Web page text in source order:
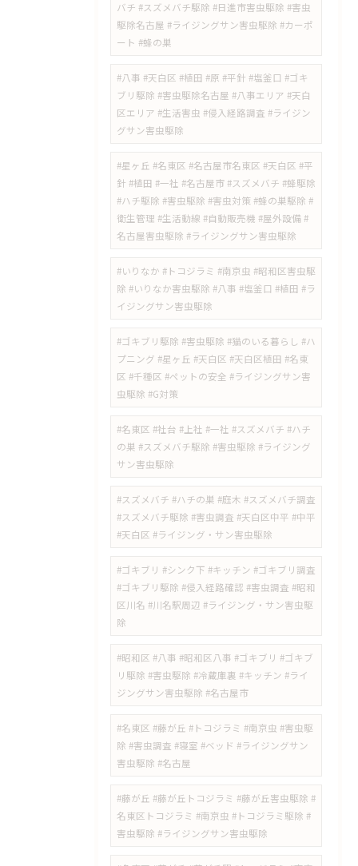
バチ #スズメバチ駆除 #日進市害虫駆除 #害虫
駆除名古屋 #ライジングサン害虫駆除 #カーポ
ート #蜂の巣
#八事 #天白区 #植田 #原 #平針 #塩釜口 #ゴキ
ブリ駆除 #害虫駆除名古屋 #八事エリア #天白
区エリア #生活害虫 #侵入経路調査 #ライジン
グサン害虫駆除
#星ヶ丘 #名東区 #名古屋市名東区 #天白区 #平
針 #植田 #一社 #名古屋市 #スズメバチ #蜂駆除
#ハチ駆除 #害虫駆除 #害虫対策 #蜂の巣駆除 #
衛生管理 #生活動線 #自動販売機 #屋外設備 #
名古屋害虫駆除 #ライジングサン害虫駆除
#いりなか #トコジラミ #南京虫 #昭和区害虫駆
除 #いりなか害虫駆除 #八事 #塩釜口 #植田 #ラ
イジングサン害虫駆除
​#ゴキブリ駆除 #害虫駆除 #猫のいる暮らし #ハ
プニング #星ヶ丘 #天白区 #天白区植田 #名東
区 #千種区 #ペットの安全 #ライジングサン害
虫駆除 #G対策
#名東区 #社台 #上社 #一社 #スズメバチ #ハチ
の巣 #スズメバチ駆除 #害虫駆除 #ライジング
サン害虫駆除
#スズメバチ #ハチの巣 #庭木 #スズメバチ調査
#スズメバチ駆除 #害虫調査 #天白区中平 #中平
#天白区 #ライジング・サン害虫駆除
#ゴキブリ #シンク下 #キッチン #ゴキブリ調査
#ゴキブリ駆除 #侵入経路確認 #害虫調査 #昭和
区川名 #川名駅周辺 #ライジング・サン害虫駆
除
#昭和区 #八事 #昭和区八事 #ゴキブリ #ゴキブ
リ駆除 #害虫駆除 #冷蔵庫裏 #キッチン #ライ
ジングサン害虫駆除 #名古屋市
#名東区 #藤が丘 #トコジラミ #南京虫 #害虫駆
除 #害虫調査 #寝室 #ベッド #ライジングサン
害虫駆除 #名古屋
#藤が丘 #藤が丘トコジラミ #藤が丘害虫駆除 #
名東区トコジラミ #南京虫 #トコジラミ駆除 #
害虫駆除 #ライジングサン害虫駆除